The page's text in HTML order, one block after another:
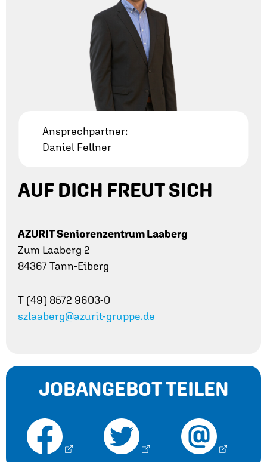
Ansprechpartner:
Daniel Fellner
AUF DICH FREUT SICH
AZURIT Seniorenzentrum Laaberg
Zum Laaberg 2
84367 Tann-Eiberg
T (49) 8572 9603-0
szlaaberg@azurit-gruppe.de
JOBANGEBOT TEILEN